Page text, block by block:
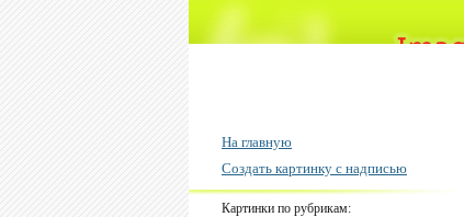
На главную
Создать картинку с надписью
Картинки по рубрикам: